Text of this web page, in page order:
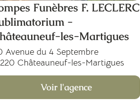
Funèbres F. LECLERC
-
les-Martigues
Avenue du 4 Septembre
Châteauneuf-les-Martigues
Voir l'agence